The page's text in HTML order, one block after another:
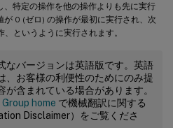
、特定の操作を他の操作よりも先に実行
0 (ゼロ) の操作が最初に実行され、次
というように実行されます。
なバージョンは英語版です。英語
、お客様の利便性のためにのみ提
含まれている場合があります。
home で機械翻訳に関する
Disclaimer）をご覧くださ